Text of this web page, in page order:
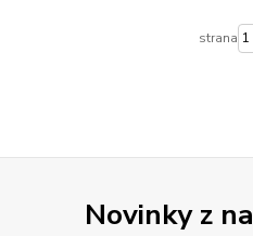
strana
Novinky z